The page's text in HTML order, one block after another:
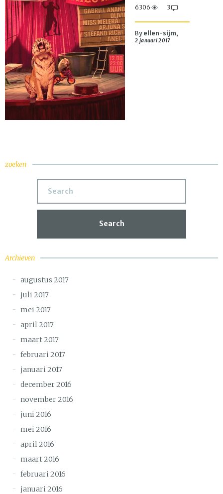
6306 3
By ellen-sijm,
2 januari 2017
zoeken
Search
Archieven
augustus 2017
juli 2017
mei 2017
april 2017
maart 2017
februari 2017
januari 2017
december 2016
november 2016
juni 2016
mei 2016
april 2016
maart 2016
februari 2016
januari 2016